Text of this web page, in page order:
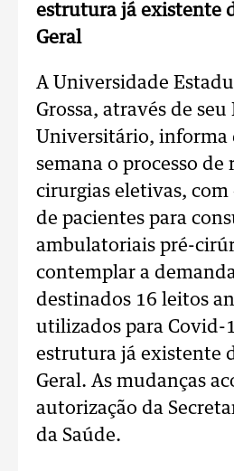
estrutura já existente
Geral
A Universidade
Grossa, através de
Universitário, informa
semana o processo de
cirurgias eletivas,
de pacientes para
ambulatoriais pré-
contemplar a
destinados 16 leitos
utilizados para Covid-
estrutura já existente
Geral. As mudanças
autorização da
da Saúde.